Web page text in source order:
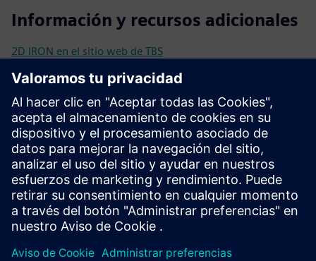
Información y recursos adicionales
2D IRON en el sitio web de TBS
Preguntas frecuentes sobre biometría y sistema TBS
Requisitos previos
Base de datos biométrica
Infraestructura de red con conexión LAN o Wifi
Conexión LAN
Protocolos de autenticación